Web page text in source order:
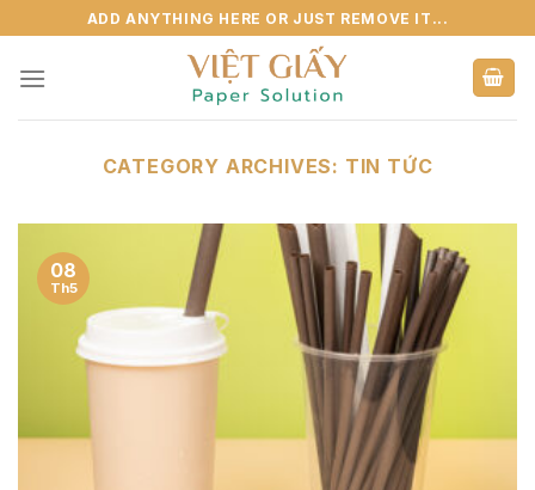
to
content
ADD ANYTHING HERE OR JUST REMOVE IT...
CATEGORY ARCHIVES: TIN TỨC
08
Th5